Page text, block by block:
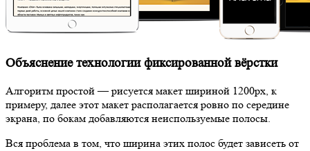
Объяснение технологии фиксированной вёрстки
Алгоритм простой — рисуется макет шириной 1200px, к
примеру, далее этот макет располагается ровно по середине
экрана, по бокам добавляются неиспользуемые полосы.
Вся проблема в том, что ширина этих полос будет зависеть от